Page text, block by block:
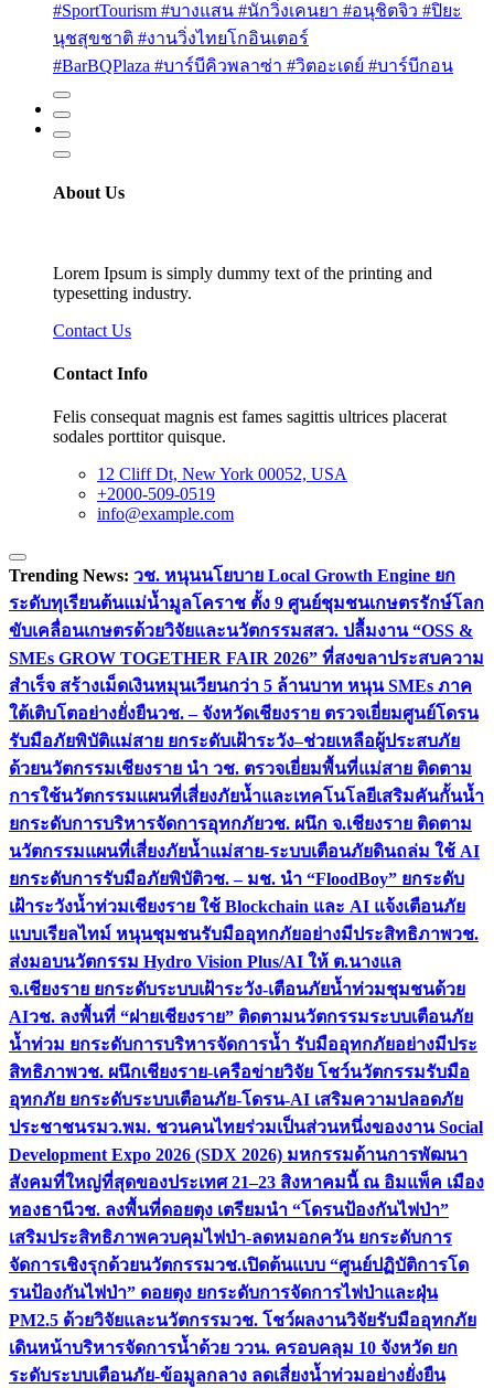
#SportTourism #บางแสน #นักวิ่งเคนยา #อนุชิตจิว #ปิยะ
นุชสุขชาติ #งานวิ่งไทยโกอินเตอร์
#BarBQPlaza #บาร์บีคิวพลาซ่า #วิตอะเดย์ #บาร์บีกอน
About Us
Lorem Ipsum is simply dummy text of the printing and
typesetting industry.
Contact Us
Contact Info
Felis consequat magnis est fames sagittis ultrices placerat
sodales porttitor quisque.
12 Cliff Dt, New York 00052, USA
+2000-509-0519
info@example.com
Trending News: วช. หนุนนโยบาย Local Growth Engine ยก
ระดับทุเรียนต้นแม่น้ำมูลโคราช ตั้ง 9 ศูนย์ชุมชนเกษตรรักษ์โลก
ขับเคลื่อนเกษตรด้วยวิจัยและนวัตกรรมสสว. ปลื้มงาน “OSS &
SMEs GROW TOGETHER FAIR 2026” ที่สงขลาประสบความ
สำเร็จ สร้างเม็ดเงินหมุนเวียนกว่า 5 ล้านบาท หนุน SMEs ภาค
ใต้เติบโตอย่างยั่งยืนวช. – จังหวัดเชียงราย ตรวจเยี่ยมศูนย์โดรน
รับมือภัยพิบัติแม่สาย ยกระดับเฝ้าระวัง–ช่วยเหลือผู้ประสบภัย
ด้วยนวัตกรรมเชียงราย นำ วช. ตรวจเยี่ยมพื้นที่แม่สาย ติดตาม
การใช้นวัตกรรมแผนที่เสี่ยงภัยน้ำและเทคโนโลยีเสริมคันกั้นน้ำ
ยกระดับการบริหารจัดการอุทกภัยวช. ผนึก จ.เชียงราย ติดตาม
นวัตกรรมแผนที่เสี่ยงภัยน้ำแม่สาย-ระบบเตือนภัยดินถล่ม ใช้ AI
ยกระดับการรับมือภัยพิบัติวช. – มช. นำ “FloodBoy” ยกระดับ
เฝ้าระวังน้ำท่วมเชียงราย ใช้ Blockchain และ AI แจ้งเตือนภัย
แบบเรียลไทม์ หนุนชุมชนรับมืออุทกภัยอย่างมีประสิทธิภาพวช.
ส่งมอบนวัตกรรม Hydro Vision Plus/AI ให้ ต.นางแล
จ.เชียงราย ยกระดับระบบเฝ้าระวัง-เตือนภัยน้ำท่วมชุมชนด้วย
AIวช. ลงพื้นที่ “ฝายเชียงราย” ติดตามนวัตกรรมระบบเตือนภัย
น้ำท่วม ยกระดับการบริหารจัดการน้ำ รับมืออุทกภัยอย่างมีประ
สิทธิภาพวช. ผนึกเชียงราย-เครือข่ายวิจัย โชว์นวัตกรรมรับมือ
อุทกภัย ยกระดับระบบเตือนภัย-โดรน-AI เสริมความปลอดภัย
ประชาชนรมว.พม. ชวนคนไทยร่วมเป็นส่วนหนึ่งของงาน Social
Development Expo 2026 (SDX 2026) มหกรรมด้านการพัฒนา
สังคมที่ใหญ่ที่สุดของประเทศ 21–23 สิงหาคมนี้ ณ อิมแพ็ค เมือง
ทองธานีวช. ลงพื้นที่ดอยตุง เตรียมนำ “โดรนป้องกันไฟป่า”
เสริมประสิทธิภาพควบคุมไฟป่า-ลดหมอกควัน ยกระดับการ
จัดการเชิงรุกด้วยนวัตกรรมวช.เปิดต้นแบบ “ศูนย์ปฏิบัติการโด
รนป้องกันไฟป่า” ดอยตุง ยกระดับการจัดการไฟป่าและฝุ่น
PM2.5 ด้วยวิจัยและนวัตกรรมวช. โชว์ผลงานวิจัยรับมืออุทกภัย
เดินหน้าบริหารจัดการน้ำด้วย ววน. ครอบคลุม 10 จังหวัด ยก
ระดับระบบเตือนภัย-ข้อมูลกลาง ลดเสี่ยงน้ำท่วมอย่างยั่งยืน